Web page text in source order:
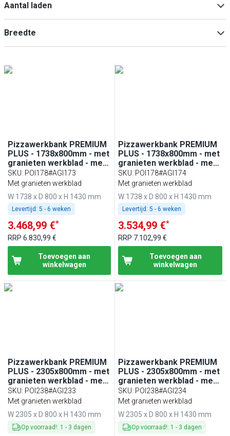
3(2
Aantal laden
3(2)
Breedte
Pizzawerkbank PREMIUM
PLUS - 1738x800mm - met
granieten werkblad - met
2 deuren - incl. glasvitrine
- 7x GN 1/4
SKU: POI178#AGI173
Met granieten werkblad
W 1738 x D 800 x H 1430 mm
Levertijd: 5 - 6 weken
3.468,99 €*
RRP 6.830,99 €
Toevoegen aan
winkelwagen
Pizzawerkbank PREMIUM
PLUS - 1738x800mm - met
granieten werkblad - met
2 deuren - incl. glasvitrine
- 6x GN 1/3
SKU: POI178#AGI174
Met granieten werkblad
W 1738 x D 800 x H 1430 mm
Levertijd: 5 - 6 weken
3.534,99 €*
RRP 7.102,99 €
Toevoegen aan
winkelwagen
Pizzawerkbank PREMIUM
PLUS - 2305x800mm - met
granieten werkblad - met
3 deuren & 1 laden - incl.
glasvitrine - 11x GN 1/4
SKU: POI238#AGI233
Met granieten werkblad
W 2305 x D 800 x H 1430 mm
Op voorraad!: 1 - 3 dagen
Pizzawerkbank PREMIUM
PLUS - 2305x800mm - met
granieten werkblad - met
3 deuren & 1 laden - incl.
glasvitrine - 10x GN 1/3
SKU: POI238#AGI234
Met granieten werkblad
W 2305 x D 800 x H 1430 mm
Op voorraad!: 1 - 3 dagen